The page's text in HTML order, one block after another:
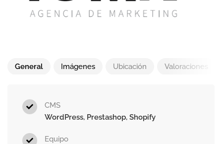
General Imágenes Ubicación Valoraciones
CMS
WordPress, Prestashop, Shopify
Equipo